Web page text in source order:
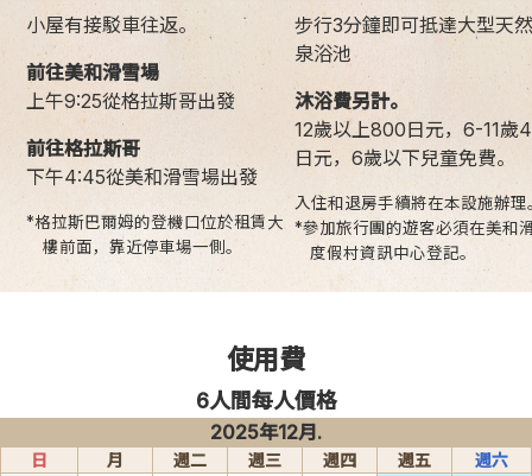
小屋有接駁車往返。
前往美和滑雪場
上午9:25從格拉斯哥出發
前往格拉斯哥
下午4:45從美和滑雪場出發
*格拉斯巴爾姆的登機口位於租賃大
樓前面，靠近停車場一側。
步行3分鐘即可抵達大型天
泉浴池
沐浴費另計。
12歲以上800日元，6-11歲
日元，6歲以下兒童免費。
入住和退房手續將在本設施辦理
*參加旅行團的遊客必須在美和
度假村資訊中心登記。
使用費
6人間每人價格
2025年12月.
日 月 週二 週三 週四 週五 週六